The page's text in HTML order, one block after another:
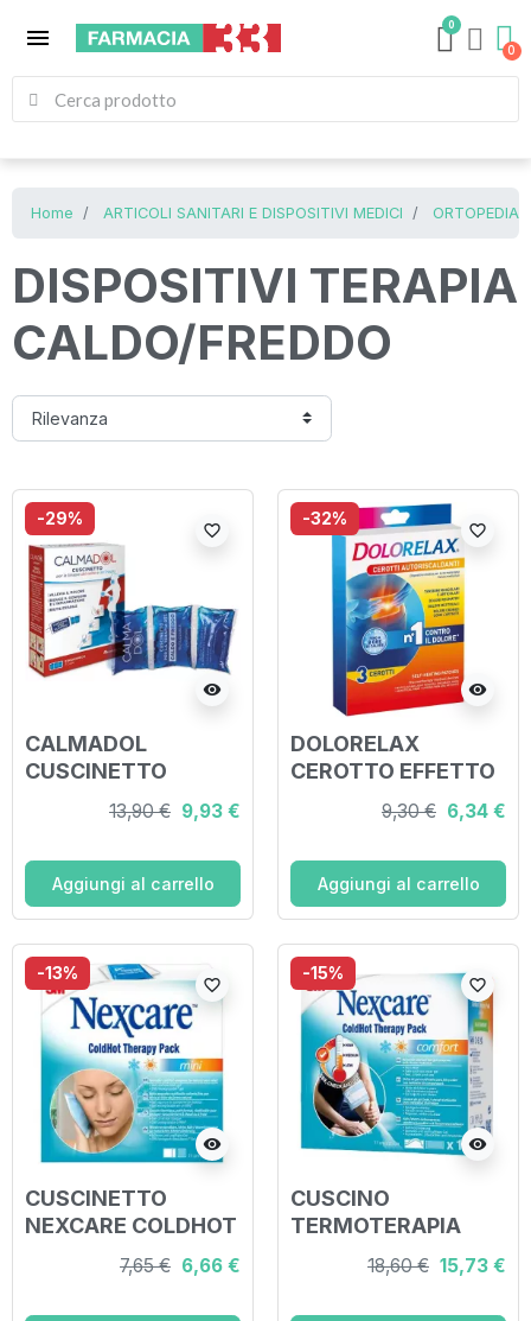
menu 0
Home ARTICOLI SANITARI E DISPOSITIVI MEDICI ORTOPEDIA
DISPOSITIVI TERAPIA
CALDO/FREDDO
-29%
visibility
favorite_border
CALMADOL
CUSCINETTO
CALDO-FREDDO
13,90 € 9,93 €
Aggiungi al carrello
-32%
visibility
favorite_border
DOLORELAX
CEROTTO EFFETTO
CALDO 3 PEZZI
9,30 € 6,34 €
Aggiungi al carrello
-13%
visibility
favorite_border
CUSCINETTO
NEXCARE COLDHOT
THERAPY PACK
MINI 11X12CM
7,65 € 6,66 €
-15%
visibility
favorite_border
CUSCINO
TERMOTERAPIA
NEXCARE COLDHOT
11X26MM
18,60 € 15,73 €